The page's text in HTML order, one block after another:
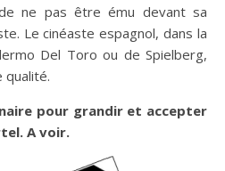
ne pas être ému devant sa
Le cinéaste espagnol, dans la
Del Toro ou de Spielberg,
qualité.
pour grandir et accepter
A voir.